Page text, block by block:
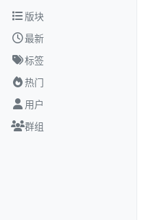
跳转至内容
版块
最新
标签
热门
用户
群组